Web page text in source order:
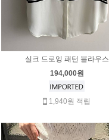
실크 드로잉 패턴 블라우스
194,000원
1,940원 적립